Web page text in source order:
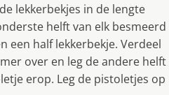
lekkerbekjes in de lengte
helft van elk besmeerd
een half lekkerbekje. Verdeel
over en leg de andere helft
erop. Leg de pistoletjes op